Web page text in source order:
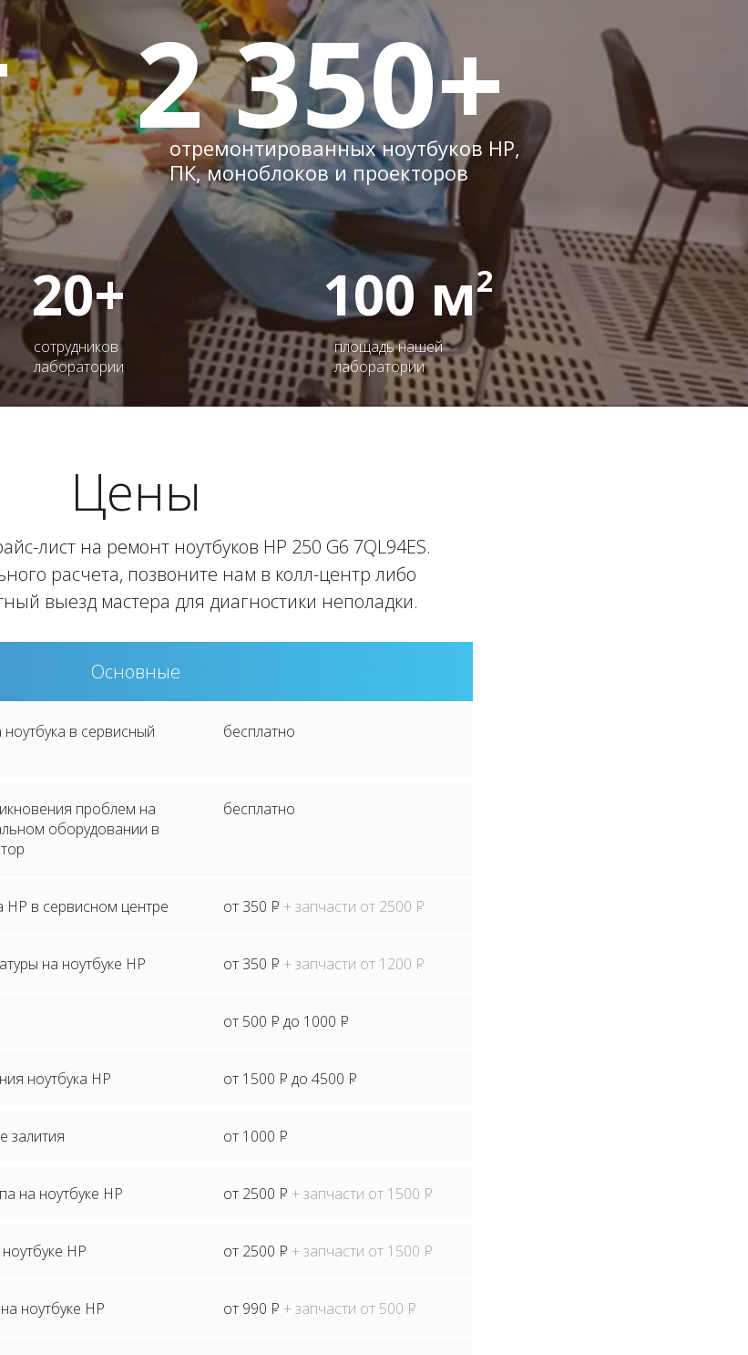
2 350+
отремонтированных ноутбуков HP,
ПК, моноблоков и проекторов
20+
сотрудников
лаборатории
100 м2
площадь нашей
лаборатории
Цены
лист на ремонт ноутбуков HP 250 G6 7QL94ES.
расчета, позвоните нам в колл-центр либо
выезд мастера для диагностики неполадки.
Основные
в сервисный
бесплатно
проблем на
оборудовании в
бесплатно
в сервисном центре от 350 P + запчасти от 2500 P
на ноутбуке HP от 350 P + запчасти от 1200 P
от 500 P до 1000 P
ноутбука HP от 1500 P до 4500 P
залития от 1000 P
на ноутбуке HP от 2500 P + запчасти от 1500 P
HP от 2500 P + запчасти от 1500 P
ноутбуке HP от 990 P + запчасти от 500 P